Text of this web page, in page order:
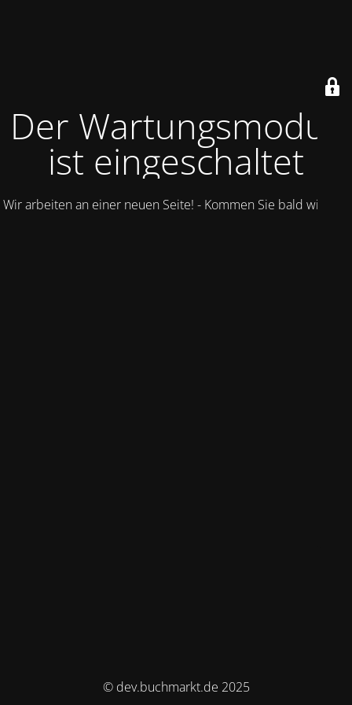
Der Wartungsmodus
ist eingeschaltet
Wir arbeiten an einer neuen Seite! - Kommen Sie bald wieder.
© dev.buchmarkt.de 2025